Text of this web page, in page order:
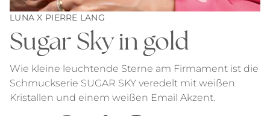
LUNA X PIERRE LANG
Sugar Sky in gold
Wie kleine leuchtende Sterne am Firmament ist die
Schmuckserie SUGAR SKY veredelt mit weißen
Kristallen und einem weißen Email Akzent.